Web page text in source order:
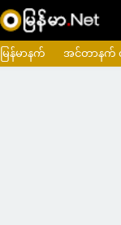
မြန်မာနက် အင်တာနက်